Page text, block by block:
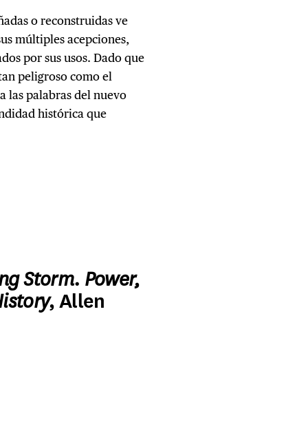
o reconstruidas ve
múltiples acepciones,
por sus usos. Dado que
peligroso como el
las palabras del nuevo
histórica que
Storm. Power,
, Allen